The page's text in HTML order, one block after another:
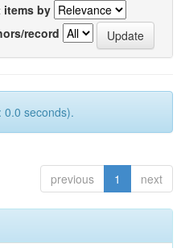
items by
record
0.0 seconds).
previous 1 next